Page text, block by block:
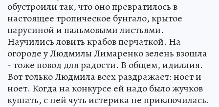
обустроили так, что оно превратилось в
настоящее тропическое бунгало, крытое
парусиной и пальмовыми листьями.
Научились ловить крабов перчаткой. На
огороде у Людмилы Лимаренко зелень взошла
- тоже повод для радости. В общем, идиллия.
Вот только Людмила всех раздражает: ноет и
ноет. Когда на конкурсе ей надо было жучков
кушать, с ней чуть истерика не приключилась.